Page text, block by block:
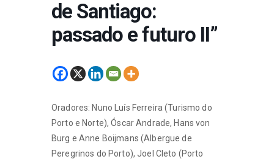
de Santiago:
passado e futuro II”
Oradores: Nuno Luís Ferreira (Turismo do
Porto e Norte), Óscar Andrade, Hans von
Burg e Anne Boijmans (Albergue de
Peregrinos do Porto), Joel Cleto (Porto